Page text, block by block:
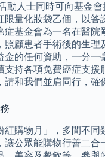
動人士同時可向基金
限量化妝袋乙個，以答
症基金會為一名在醫院
照顧患者手術後的生理
金的任何資助，一分一
支持各項免費癌症支援
和我們並肩同行，確
紅購物月」，多間不同
讓公眾能購物行善二合